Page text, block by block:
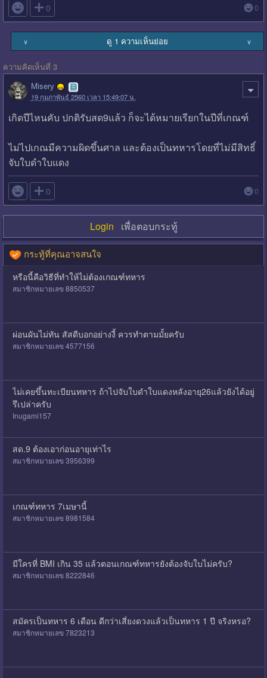
 0 0
∨ ดู 1 ความเห็นย่อย ∨
ความคิดเห็นที่ 3
Misery
19 กุมภาพันธ์ 2560 เวลา 15:49:07 น.
เกิดปีไหนคับ ปกติรับสด9แล้ว ก็จะได้หมายเรียกในปีที่เกณฑ์
ไม่ไปเกณมีความผิดขึ้นศาล และต้องเป็นทหารโดยที่ไม่มีสิทธิ์
จับใบดำใบแดง
 0 0
Login เพื่อตอบกระทู้
กระทู้ที่คุณอาจสนใจ
หรือนี้คือวิธีที่ทำให้ไม่ต้องเกณฑ์ทหาร
สมาชิกหมายเลข 8850537
ผ่อนผันไม่ทัน สัสดีบอกอย่างงี้ ควรทำตามมั้ยครับ
สมาชิกหมายเลข 4577156
ไม่เคยขึ้นทะเบียนทหาร ถ้าไปจับใบดำใบแดงหลังอายุ26แล้วยังได้อยู่
รึเปล่าครับ
Inugami157
สด.9 ต้องเอาก่อนอายุเท่าไร
สมาชิกหมายเลข 3956399
เกณฑ์ทหาร 7เมษานี้
สมาชิกหมายเลข 8981584
มีใครที่ BMI เกิน 35 แล้วตอนเกณฑ์ทหารยังต้องจับใบไม่ครับ?
สมาชิกหมายเลข 8222846
สมัครเป็นทหาร 6 เดือน ดีกว่าเสี่ยงดวงแล้วเป็นทหาร 1 ปี จริงหรอ?
สมาชิกหมายเลข 7823213